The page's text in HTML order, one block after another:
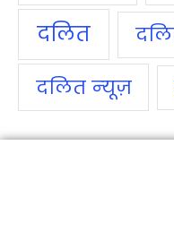
दलित
दलित न्‍यूज़